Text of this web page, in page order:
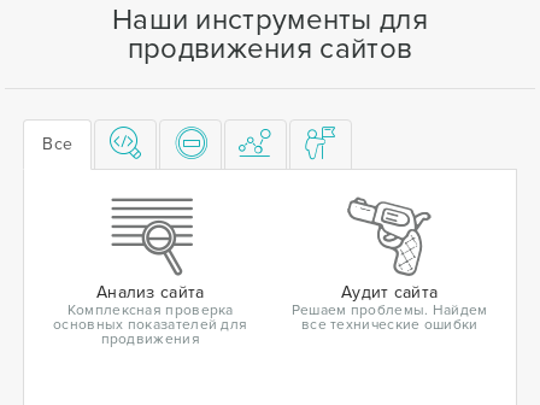
Наши инструменты для
продвижения сайтов
Все
Анализ сайта
Комплексная проверка
основных показателей для
продвижения
Аудит сайта
Решаем проблемы. Найдем
все технические ошибки